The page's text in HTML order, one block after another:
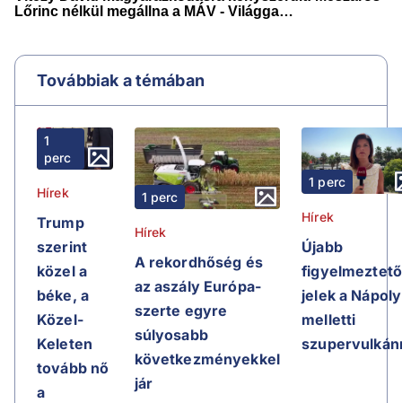
Továbbiak a témában
1
perc
Hírek
Trump
szerint
közel a
béke, a
Közel-
Keleten
tovább nő
a
1 perc
Hírek
A rekordhőség és
az aszály Európa-
szerte egyre
súlyosabb
következményekkel
jár
1 perc
Hírek
Újabb
figyelmeztető
jelek a Nápoly
melletti